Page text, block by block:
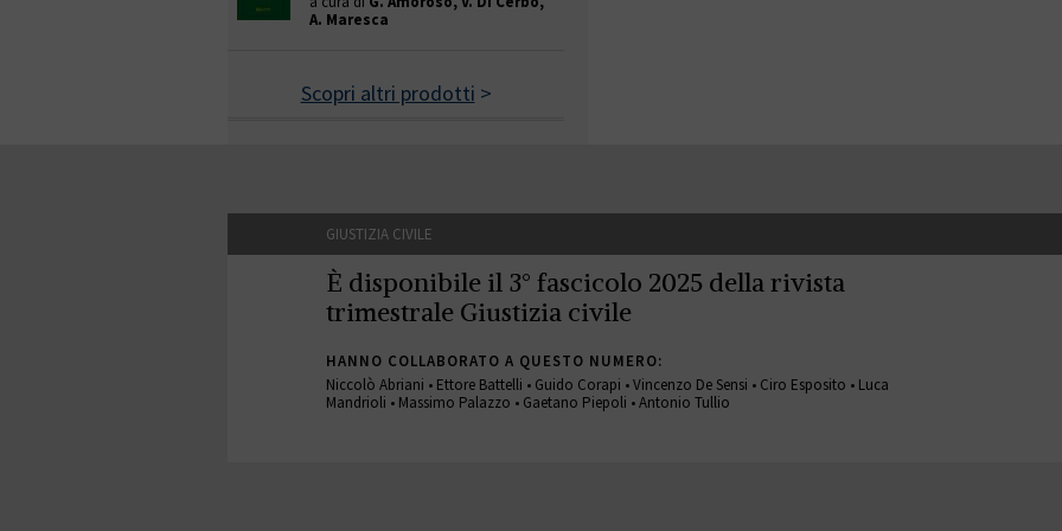
A. Maresca
Scopri altri prodotti >
GIUSTIZIA CIVILE
È disponibile il 3° fascicolo 2025 della rivista
trimestrale Giustizia civile
HANNO COLLABORATO A QUESTO NUMERO:
Niccolò Abriani • Ettore Battelli • Guido Corapi • Vincenzo De Sensi • Ciro Esposito • Luca
Mandrioli • Massimo Palazzo • Gaetano Piepoli • Antonio Tullio